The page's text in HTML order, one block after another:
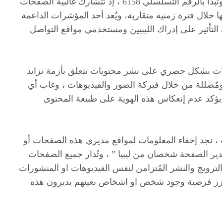
فترة زمنية متقاربة، ويُعد أحد المؤشرات الداعمة
على إدراك الليبيين ومستخدمي مواقع التواصل
بشكل حصري على نشر محتويات تتعلق بأزمة تزايد
ومٌضللة من خلال فبركة الصور والفيديوهات ، وغاب أي
عدم إنعكاس هذه الهوية على طبيعة المحتوى
إخفاء المعلومات لمواقع مديري هذه الصفحات أو
الصفحة شخصان من ليبيا ” ، وتٌدار جميع الصفحات
والنشر المٌتزامن لنفس الفيديوهات او المنشورات
فرضية وجود شخص او اشخاص بعينهم يديرون هذه